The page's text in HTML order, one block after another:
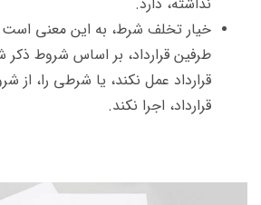
خیار تخلف شرط، به این معنی است
طرفین قرارداد، بر اساس شروط ذکر
قرارداد عمل نکند، یا شرطی را، از
قرارداد، اجرا نکند.